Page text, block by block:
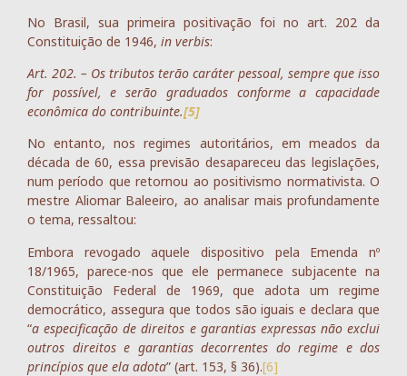
No Brasil, sua primeira positivação foi no art. 202 da
Constituição de 1946, in verbis:
Art. 202. – Os tributos terão caráter pessoal, sempre que isso
for possível, e serão graduados conforme a capacidade
econômica do contribuinte.[5]
No entanto, nos regimes autoritários, em meados da
década de 60, essa previsão desapareceu das legislações,
num período que retornou ao positivismo normativista. O
mestre Aliomar Baleeiro, ao analisar mais profundamente
o tema, ressaltou:
Embora revogado aquele dispositivo pela Emenda nº
18/1965, parece-nos que ele permanece subjacente na
Constituição Federal de 1969, que adota um regime
democrático, assegura que todos são iguais e declara que
“a especificação de direitos e garantias expressas não exclui
outros direitos e garantias decorrentes do regime e dos
princípios que ela adota” (art. 153, § 36).[6]